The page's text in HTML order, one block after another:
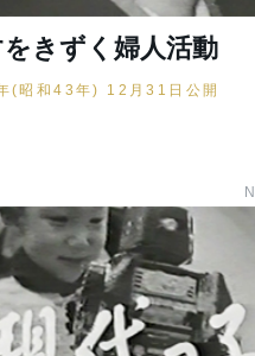
きずく婦人活動
(昭和43年) 12月31日公開